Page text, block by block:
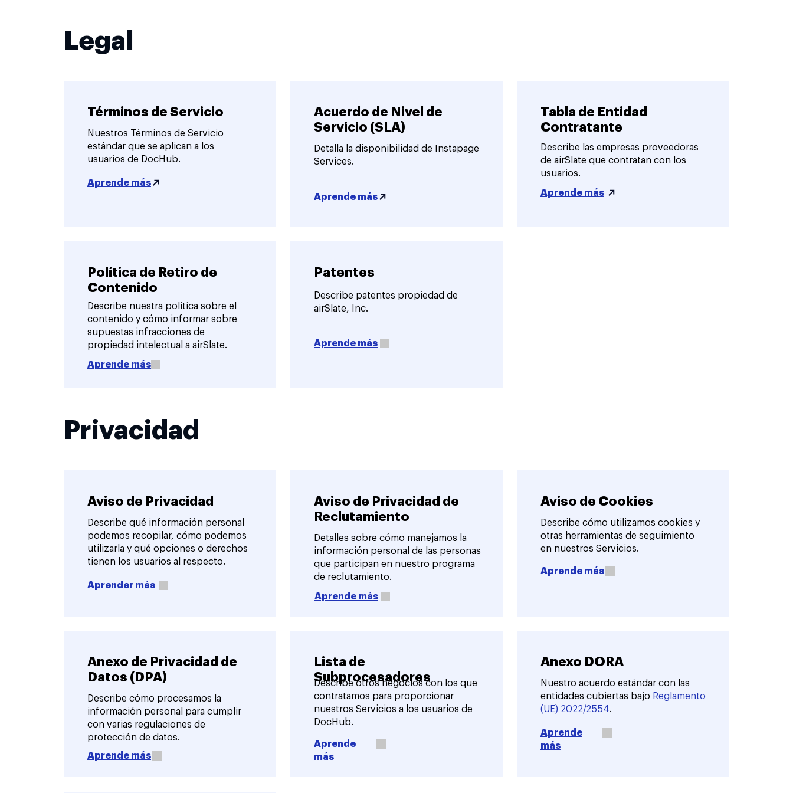
Legal
Acuerdo de Nivel de
Servicio (SLA)
Detalla la disponibilidad de Instapage
Services.
Aprende más
Tabla de Entidad
Contratante
Describe las empresas proveedoras
de airSlate que contratan con los
usuarios.
Aprende más
Términos de Servicio
Nuestros Términos de Servicio
estándar que se aplican a los
usuarios de DocHub.
Aprende más
Política de Retiro de
Contenido
Patentes
Describe patentes propiedad de
airSlate, Inc.
Describe nuestra política sobre el
contenido y cómo informar sobre
supuestas infracciones de
propiedad intelectual a airSlate.
Aprende más
Aprende más
Privacidad
Aviso de Privacidad
Describe qué información personal
podemos recopilar, cómo podemos
utilizarla y qué opciones o derechos
tienen los usuarios al respecto.
Aprender más
Aviso de Cookies
Describe cómo utilizamos cookies y
otras herramientas de seguimiento
en nuestros Servicios.
Aprende más
Aviso de Privacidad de
Reclutamiento
Detalles sobre cómo manejamos la
información personal de las personas
que participan en nuestro programa
de reclutamiento.
Aprende más
Anexo de Privacidad de
Datos (DPA)
Describe cómo procesamos la
información personal para cumplir
con varias regulaciones de
protección de datos.
Aprende más
Anexo DORA
Nuestro acuerdo estándar con las
entidades cubiertas bajo Reglamento
(UE) 2022/2554.
Aprende
más
Lista de
Subprocesadores
Describe otros negocios con los que
contratamos para proporcionar
nuestros Servicios a los usuarios de
DocHub.
Aprende
más